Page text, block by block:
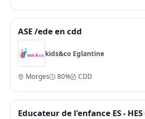
ASE /ede en cdd
kids&co Eglantine
Morges 80% CDD
Educateur de l'enfance ES -